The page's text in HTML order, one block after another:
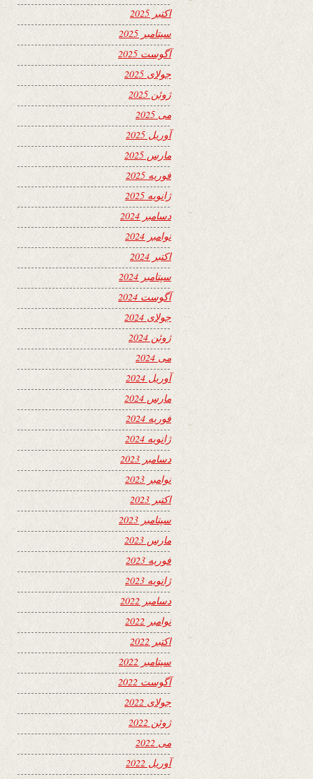
اکتبر 2025
سپتامبر 2025
آگوست 2025
جولای 2025
ژوئن 2025
می 2025
آوریل 2025
مارس 2025
فوریه 2025
ژانویه 2025
دسامبر 2024
نوامبر 2024
اکتبر 2024
سپتامبر 2024
آگوست 2024
جولای 2024
ژوئن 2024
می 2024
آوریل 2024
مارس 2024
فوریه 2024
ژانویه 2024
دسامبر 2023
نوامبر 2023
اکتبر 2023
سپتامبر 2023
مارس 2023
فوریه 2023
ژانویه 2023
دسامبر 2022
نوامبر 2022
اکتبر 2022
سپتامبر 2022
آگوست 2022
جولای 2022
ژوئن 2022
می 2022
آوریل 2022